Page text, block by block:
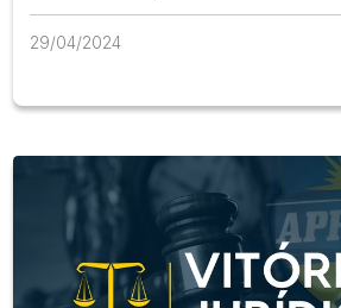
29/04/2024